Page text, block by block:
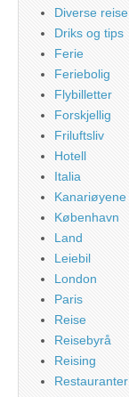
Diverse reise
Driks og tips
Ferie
Feriebolig
Flybilletter
Forskjellig
Friluftsliv
Hotell
Italia
Kanariøyene
København
Land
Leiebil
London
Paris
Reise
Reisebyrå
Reising
Restauranter